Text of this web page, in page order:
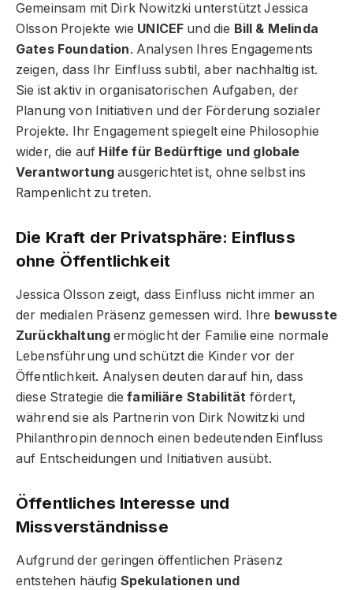
Gemeinsam mit Dirk Nowitzki unterstützt Jessica
Olsson Projekte wie UNICEF und die Bill & Melinda
Gates Foundation. Analysen Ihres Engagements
zeigen, dass Ihr Einfluss subtil, aber nachhaltig ist.
Sie ist aktiv in organisatorischen Aufgaben, der
Planung von Initiativen und der Förderung sozialer
Projekte. Ihr Engagement spiegelt eine Philosophie
wider, die auf Hilfe für Bedürftige und globale
Verantwortung ausgerichtet ist, ohne selbst ins
Rampenlicht zu treten.
Die Kraft der Privatsphäre: Einfluss
ohne Öffentlichkeit
Jessica Olsson zeigt, dass Einfluss nicht immer an
der medialen Präsenz gemessen wird. Ihre bewusste
Zurückhaltung ermöglicht der Familie eine normale
Lebensführung und schützt die Kinder vor der
Öffentlichkeit. Analysen deuten darauf hin, dass
diese Strategie diefamiliäre Stabilität fördert,
während sie als Partnerin von Dirk Nowitzki und
Philanthropin dennoch einen bedeutenden Einfluss
auf Entscheidungen und Initiativen ausübt.
Öffentliches Interesse und
Missverständnisse
Aufgrund der geringen öffentlichen Präsenz
entstehen häufig Spekulationen und